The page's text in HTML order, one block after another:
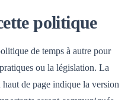
politique
de temps à autre pour
ou la législation. La
de page indique la version